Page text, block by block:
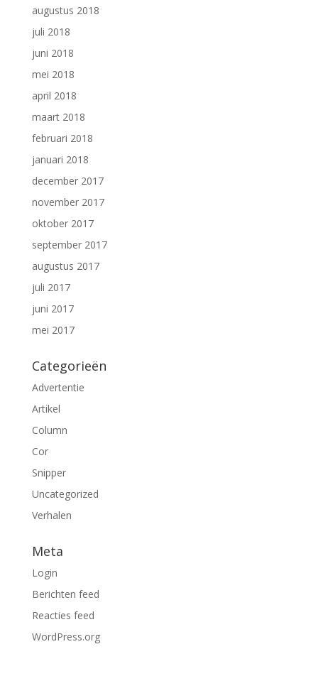
augustus 2018
juli 2018
juni 2018
mei 2018
april 2018
maart 2018
februari 2018
januari 2018
december 2017
november 2017
oktober 2017
september 2017
augustus 2017
juli 2017
juni 2017
mei 2017
Categorieën
Advertentie
Artikel
Column
Cor
Snipper
Uncategorized
Verhalen
Meta
Login
Berichten feed
Reacties feed
WordPress.org